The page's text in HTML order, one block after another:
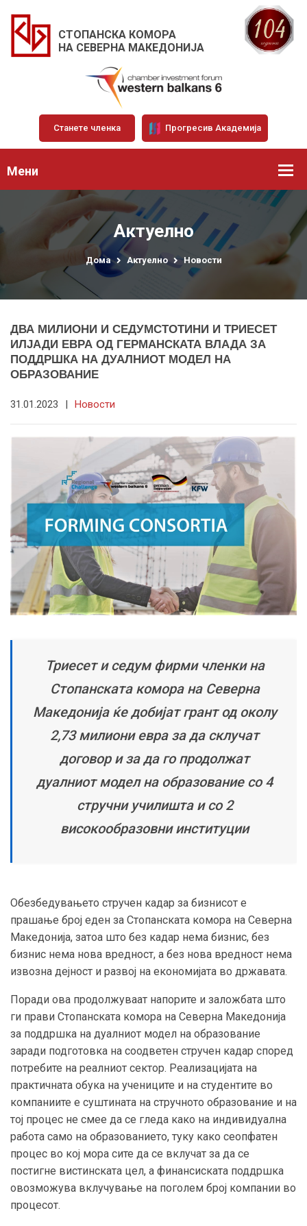
СТОПАНСКА КОМОРА
НА СЕВЕРНА МАКЕДОНИЈА
Станете членка Прогресив Академија
Мени
Актуелно
Дома Актуелно Новости
ДВА МИЛИОНИ И СЕДУМСТОТИНИ И ТРИЕСЕТ
ИЛЈАДИ ЕВРА ОД ГЕРМАНСКАТА ВЛАДА ЗА
ПОДДРШКА НА ДУАЛНИОТ МОДЕЛ НА
ОБРАЗОВАНИЕ
31.01.2023 | Новости
Триесет и седум фирми членки на
Стопанската комора на Северна
Македонија ќе добијат грант од околу
2,73 милиони евра за да склучат
договор и за да го продолжат
дуалниот модел на образование со 4
стручни училишта и со 2
високообразовни институции
Обезбедувањето стручен кадар за бизнисот е
прашање број еден за Стопанската комора на Северна
Македонија, затоа што без кадар нема бизнис, без
бизнис нема нова вредност, а без нова вредност нема
извозна дејност и развој на економијата во државата.
Поради ова продолжуваат напорите и заложбата што
ги прави Стопанската комора на Северна Македонија
за поддршка на дуалниот модел на образование
заради подготовка на соодветен стручен кадар според
потребите на реалниот сектор. Реализацијата на
практичната обука на учениците и на студентите во
компаниите е суштината на стручното образование и на
тој процес не смее да се гледа како на индивидуална
работа само на образованието, туку како сеопфатен
процес во кој мора сите да се вклучат за да се
постигне вистинската цел, а финансиската поддршка
овозможува вклучување на поголем број компании во
процесот.